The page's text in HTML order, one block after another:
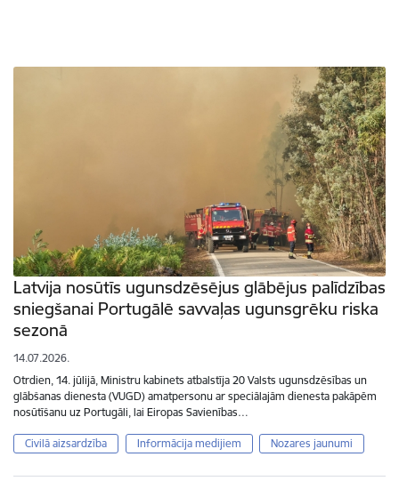
Latvija nosūtīs ugunsdzēsējus glābējus palīdzības
sniegšanai Portugālē savvaļas ugunsgrēku riska
sezonā
14.07.2026.
Otrdien, 14. jūlijā, Ministru kabinets atbalstīja 20 Valsts ugunsdzēsības un
glābšanas dienesta (VUGD) amatpersonu ar speciālajām dienesta pakāpēm
nosūtīšanu uz Portugāli, lai Eiropas Savienības…
Civilā aizsardzība Informācija medijiem Nozares jaunumi